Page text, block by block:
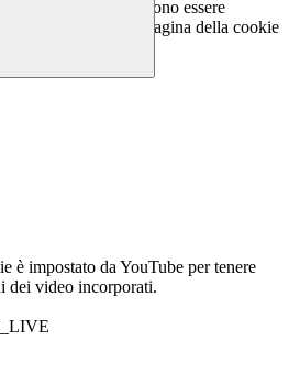
non possono essere
l'elenco nella pagina della cookie
è impostato da YouTube per tenere
dei video incorporati.